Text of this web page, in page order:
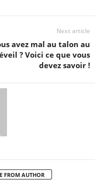
Next article
avez mal au talon au
? Voici ce que vous
devez savoir !
FROM AUTHOR